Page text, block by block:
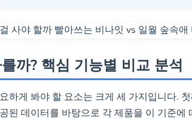
까? 핵심 기능별 비교 분석
하게 봐야 할 요소는 크게 세 가지입니다.
된 데이터를 바탕으로 각 제품을 이 기준에